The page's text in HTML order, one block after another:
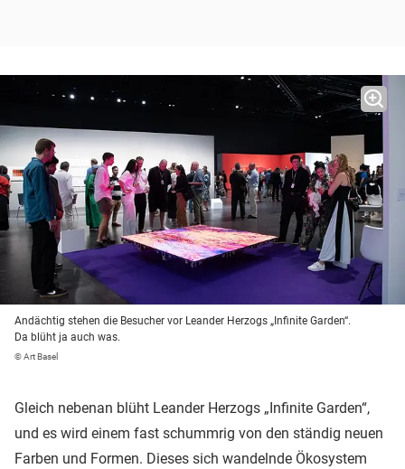
Andächtig stehen die Besucher vor Leander Herzogs „Infinite Garden“.
Da blüht ja auch was.
© Art Basel
Gleich nebenan blüht Leander Herzogs „Infinite Garden“,
und es wird einem fast schummrig von den ständig neuen
Farben und Formen. Dieses sich wandelnde Ökosystem